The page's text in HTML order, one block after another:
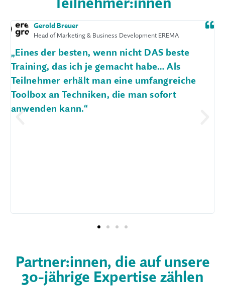
EREMA
beste
Als
sofort
Leiter Personalservice Oberösterreichische
„Mein Führungsstil, mein ‚TUN‘
‚NICHTTUN‘ beeinflussen
Erfolg meines Teams. Mit den
und möglichen Werkzeugen
diesem Lehrgang intensiv
Partner:innen, die auf unsere
30-jährige Expertise zählen